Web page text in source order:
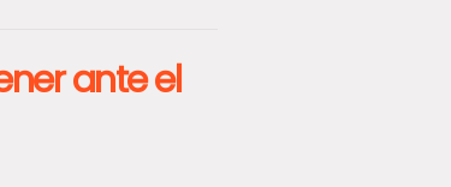
ante el